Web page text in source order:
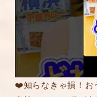
❤️知らなきゃ損！お